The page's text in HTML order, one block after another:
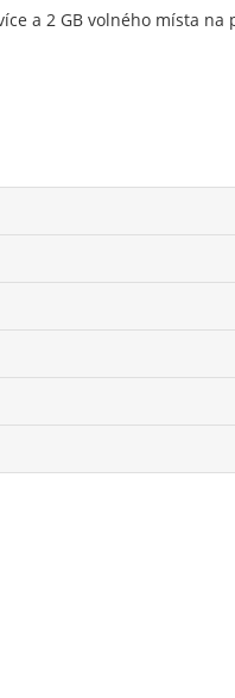
a 2 GB volného místa na